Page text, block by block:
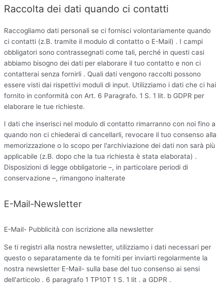
Raccolta dei dati quando ci contatti
Raccogliamo dati personali se ci fornisci volontariamente quando
ci contatti (z.B. tramite il modulo di contatto o E-Mail) . I campi
obbligatori sono contrassegnati come tali, perché in questi casi
abbiamo bisogno dei dati per elaborare il tuo contatto e non ci
contatterai senza fornirli . Quali dati vengono raccolti possono
essere visti dai rispettivi moduli di input. Utilizziamo i dati che ci hai
fornito in conformità con Art. 6 Paragrafo. 1 S. 1 lit. b GDPR per
elaborare le tue richieste.
I dati che inserisci nel modulo di contatto rimarranno con noi fino a
quando non ci chiederai di cancellarli, revocare il tuo consenso alla
memorizzazione o lo scopo per l'archiviazione dei dati non sarà più
applicabile (z.B. dopo che la tua richiesta è stata elaborata) .
Disposizioni di legge obbligatorie –, in particolare periodi di
conservazione –, rimangono inalterate
E-Mail-Newsletter
E-Mail- Pubblicità con iscrizione alla newsletter
Se ti registri alla nostra newsletter, utilizziamo i dati necessari per
questo o separatamente da te forniti per inviarti regolarmente la
nostra newsletter E-Mail- sulla base del tuo consenso ai sensi
dell'articolo . 6 paragrafo 1 TP10T 1 S. 1 lit . a GDPR .